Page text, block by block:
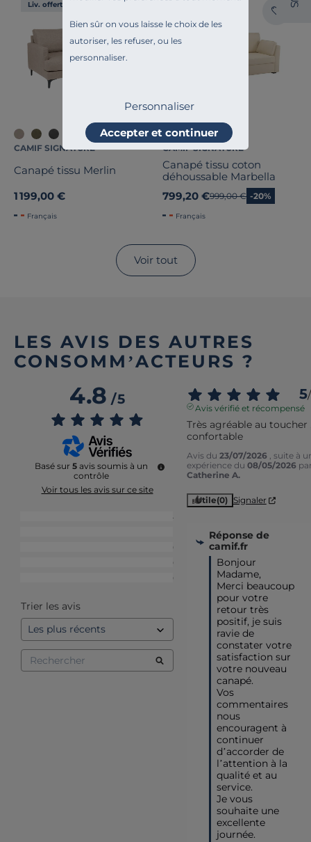
Bien sûr on vous laisse le choix de les
autoriser, les refuser, ou les
personnaliser.
Personnaliser
Accepter et continuer
Liv. offerte
CAMIF SIGNATURE
Canapé tissu Merlin
1 199,00 €
Français
CAMIF SIGNATURE
Canapé tissu coton
déhoussable Marbella
799,20 €Ancien prix
999,00 € -20%
Français
Voir tout
LES AVIS DES AUTRES
CONSOMM’ACTEURS ?
4.8/5
Basé sur 5 avis soumis à un
contrôle
Voir tous les avis sur ce site
4
0
0
0
Trier les avis
5/
Avis vérifié et récompensé
Très agréable au toucher
confortable
Avis du 23/07/2026 , suite à
expérience du 08/05/2026
Catherine A.
Utile(0) Signaler
Réponse de
camif.fr
Bonjour
Madame,
Merci beaucoup
pour votre
retour très
positif, je suis
ravie de
constater votre
satisfaction sur
votre nouveau
canapé.
Vos
commentaires
nous
encouragent à
continuer
d’accorder de
l’attention à la
qualité et au
service.
Je vous
souhaite une
excellente
journée.
S